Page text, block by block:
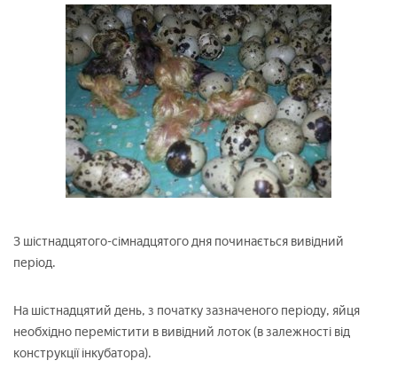
З шістнадцятого-сімнадцятого дня починається вивідний
період.
На шістнадцятий день, з початку зазначеного періоду, яйця
необхідно перемістити в вивідний лоток (в залежності від
конструкції інкубатора).